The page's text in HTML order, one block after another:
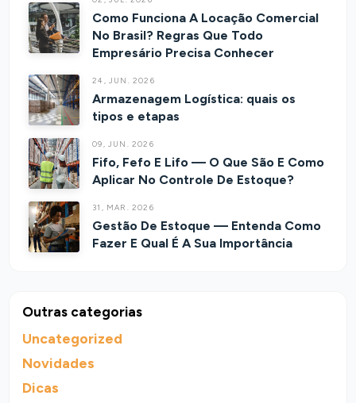
Como Funciona A Locação Comercial
No Brasil? Regras Que Todo
Empresário Precisa Conhecer
24, JUN. 2026
Armazenagem Logística: quais os
tipos e etapas
09, JUN. 2026
Fifo, Fefo E Lifo — O Que São E Como
Aplicar No Controle De Estoque?
31, MAR. 2026
Gestão De Estoque — Entenda Como
Fazer E Qual É A Sua Importância
Outras categorias
Uncategorized
Novidades
Dicas